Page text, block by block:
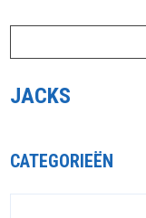
JACKS
CATEGORIEËN